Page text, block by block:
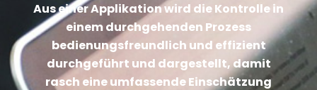
Aus einer Applikation wird die Kontrolle in
einem durchgehenden Prozess
bedienungsfreundlich und effizient
durchgeführt und dargestellt, damit
rasch eine umfassende Einschätzung